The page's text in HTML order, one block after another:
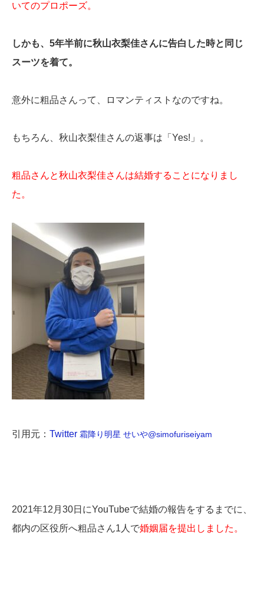
いてのプロポーズ。
しかも、5年半前に秋山衣梨佳さんに告白した時と同じ
スーツを着て。
意外に粗品さんって、ロマンティストなのですね。
もちろん、秋山衣梨佳さんの返事は「Yes!」。
粗品さんと秋山衣梨佳さんは結婚することになりまし
た。
引用元： Twitter 霜降り明星 せいや@simofuriseiyam
2021年12月30日にYouTubeで結婚の報告をするまでに、
都内の区役所へ粗品さん1人で婚姻届を提出しました。